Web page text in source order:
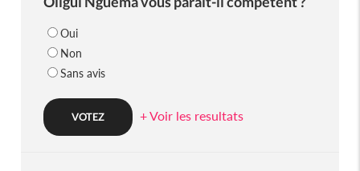
Oui
Non
Sans avis
+ Voir les resultats